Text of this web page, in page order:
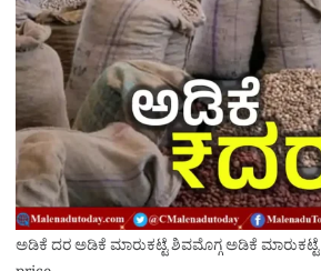
ಅಡಿಕೆ ದರ ಅಡಿಕೆ ಮಾರುಕಟ್ಟೆ ಶಿವಮೊಗ್ಗ ಅಡಿಕೆ ಮಾರುಕಟ್ಟೆ